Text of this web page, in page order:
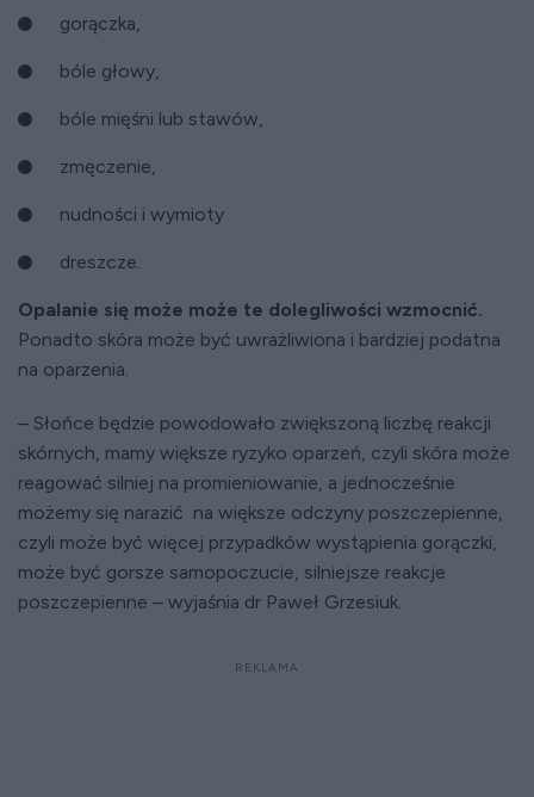
gorączka,
bóle głowy,
bóle mięśni lub stawów,
zmęczenie,
nudności i wymioty
dreszcze.
Opalanie się może może te dolegliwości wzmocnić.
Ponadto skóra może być uwrażliwiona i bardziej podatna
na oparzenia.
– Słońce będzie powodowało zwiększoną liczbę reakcji
skórnych, mamy większe ryzyko oparzeń, czyli skóra może
reagować silniej na promieniowanie, a jednocześnie
możemy się narazić na większe odczyny poszczepienne,
czyli może być więcej przypadków wystąpienia gorączki,
może być gorsze samopoczucie, silniejsze reakcje
poszczepienne – wyjaśnia dr Paweł Grzesiuk.